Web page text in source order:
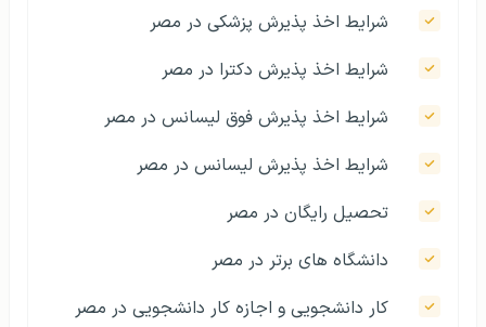
شرایط اخذ پذیرش پزشکی در مصر
شرایط اخذ پذیرش دکترا در مصر
شرایط اخذ پذیرش فوق لیسانس در مصر
شرایط اخذ پذیرش لیسانس در مصر
تحصیل رایگان در مصر
دانشگاه های برتر در مصر
کار دانشجویی و اجازه کار دانشجویی در مصر